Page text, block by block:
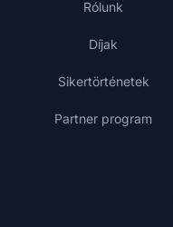
Rólunk
Díjak
Sikertörténetek
Partner program